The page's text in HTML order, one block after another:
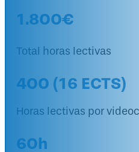
1.800€
Total horas lectivas
400 (16 ECTS)
Horas lectivas por
60h